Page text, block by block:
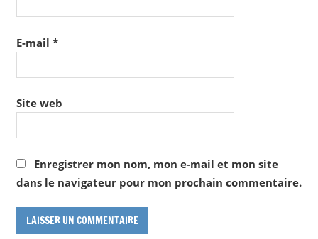
E-mail *
Site web
Enregistrer mon nom, mon e-mail et mon site
dans le navigateur pour mon prochain commentaire.